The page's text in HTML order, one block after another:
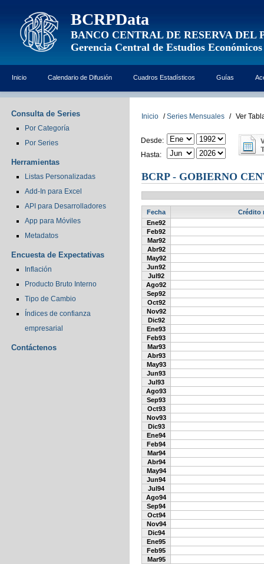
BCRPData
BANCO CENTRAL DE RESERVA DEL
Gerencia Central de Estudios Económicos
Inicio Calendario de Difusión Cuadros Estadísticos Guías
Consulta de Series
Por Categoría
Por Series
Herramientas
Listas Personalizadas
Add-In para Excel
API para Desarrolladores
App para Móviles
Metadatos
Encuesta de Expectativas
Inflación
Producto Bruto Interno
Tipo de Cambio
Índices de confianza
empresarial
Contáctenos
Inicio / Series Mensuales / Ver
Desde:
Hasta:
BCRP - GOBIERNO
Fecha
Crédito
Ene92
Feb92
Mar92
Abr92
May92
Jun92
Jul92
Ago92
Sep92
Oct92
Nov92
Dic92
Ene93
Feb93
Mar93
Abr93
May93
Jun93
Jul93
Ago93
Sep93
Oct93
Nov93
Dic93
Ene94
Feb94
Mar94
Abr94
May94
Jun94
Jul94
Ago94
Sep94
Oct94
Nov94
Dic94
Ene95
Feb95
Mar95